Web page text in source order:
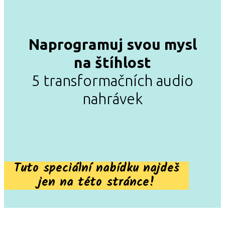
Naprogramuj svou mysl
na štíhlost
5 transformačních audio
nahrávek
Tuto speciální nabídku najdeš
jen na této stránce!